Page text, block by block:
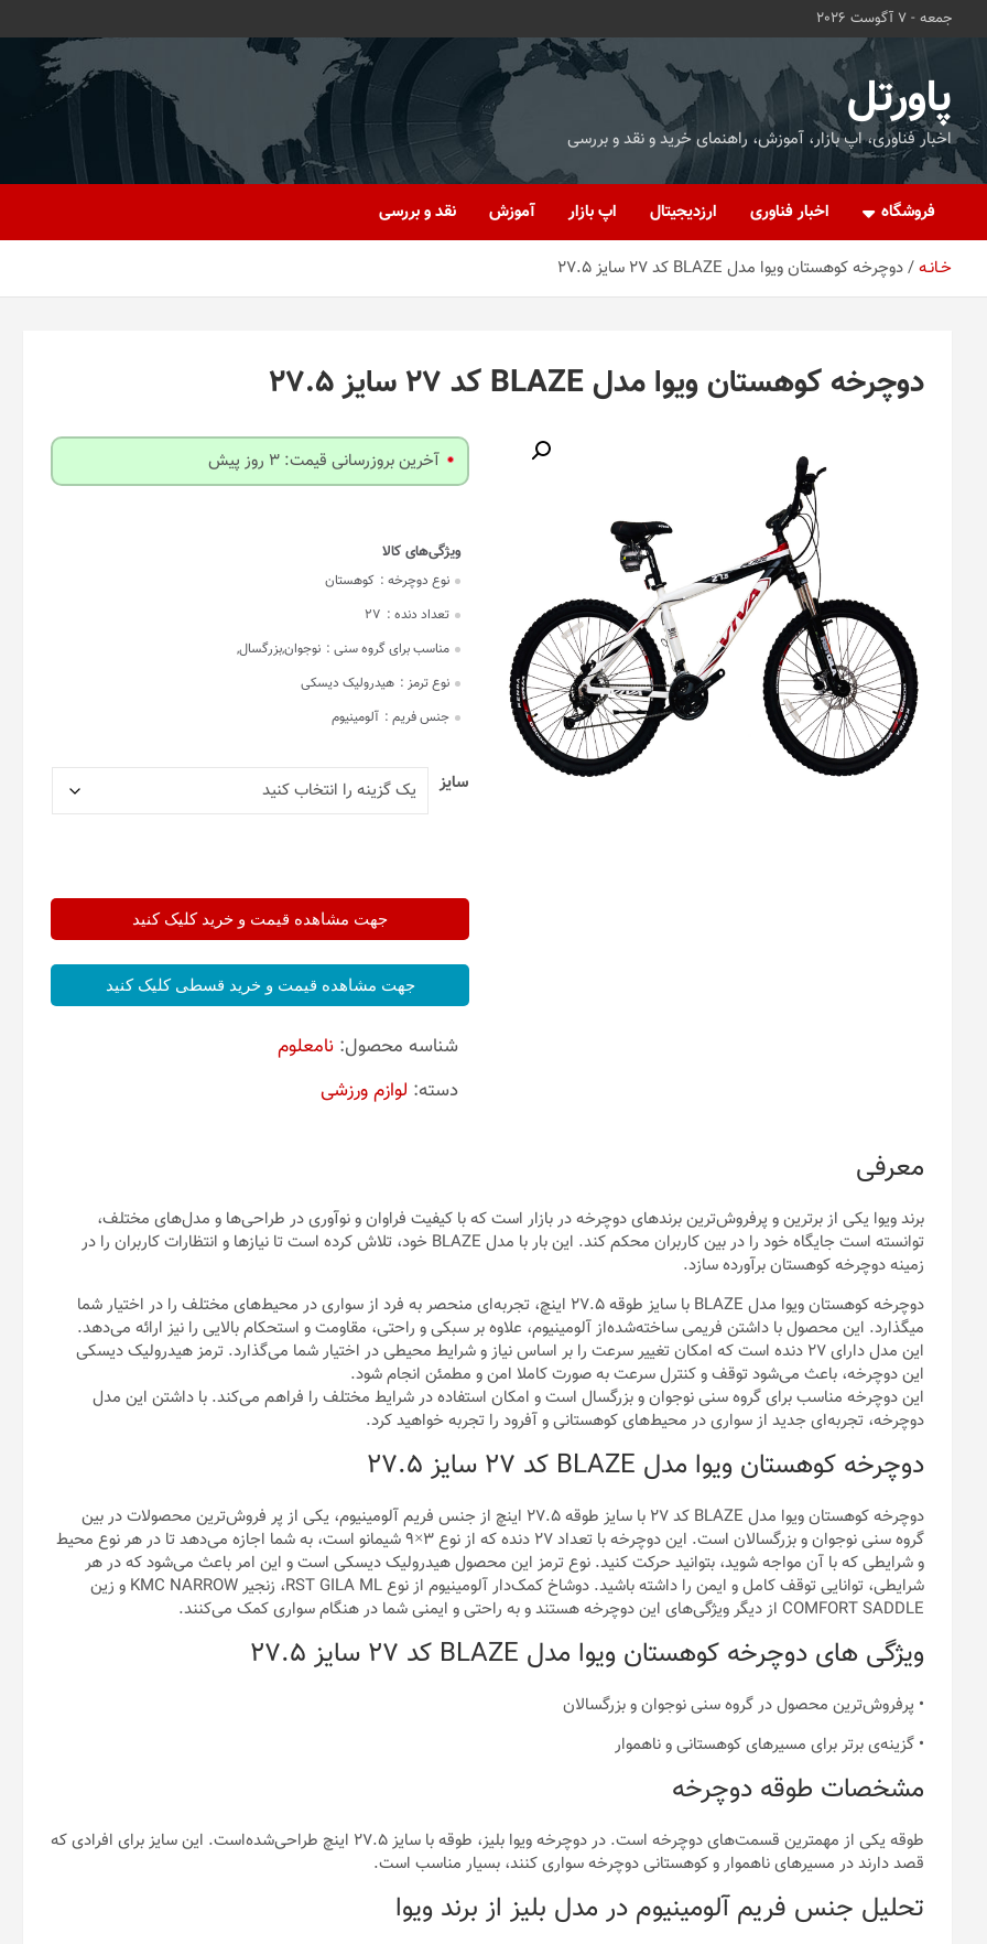
جمعه - 7 آگوست 2026
پاورتل
اخبار فناوری، اپ بازار، آموزش، راهنمای خرید و نقد و بررسی
فروشگاه اخبار فناوری ارزدیجیتال اپ بازار آموزش نقد و بررسی
خـانـه دوچرخه کوهستان ویوا مدل BLAZE کد 27 سایز 27.5
دوچرخه کوهستان ویوا مدل BLAZE کد 27 سایز 27.5
آخرین بروزرسانی قیمت: 3 روز پیش
نوع دوچرخه : کوهستان
تعداد دنده : 27
مناسب برای گروه سنی : نوجوان,بزرگسال,
نوع ترمز : هیدرولیک دیسکی
جنس فریم : آلومینیوم
سایز
جهت مشاهده قیمت و خرید کلیک کنید
جهت مشاهده قیمت و خرید قسطی کلیک کنید
شناسه محصول: نامعلوم
دسته: لوازم ورزشی
معرفی
برند ویوا یکی از برترین و پرفروش‌ترین برندهای دوچرخه در بازار است که با کیفیت فراوان و نوآوری در طراحی‌ها و مدل‌های مختلف،
توانسته است جایگاه خود را در بین کاربران محکم کند. این بار با مدل BLAZE خود، تلاش کرده است تا نیازها و انتظارات کاربران را در
زمینه دوچرخه کوهستان برآورده سازد.
دوچرخه کوهستان ویوا مدل BLAZE با سایز طوقه 27.5 اینچ، تجربه‌ای منحصر به فرد از سواری در محیط‌های مختلف را در اختیار شما
میگذارد. این محصول با داشتن فریمی ساخته‌شده‌از آلومینیوم، علاوه بر سبکی و راحتی، مقاومت و استحکام بالایی را نیز ارائه می‌دهد.
این مدل دارای 27 دنده است که امکان تغییر سرعت را بر اساس نیاز و شرایط محیطی در اختیار شما می‌گذارد. ترمز هیدرولیک دیسکی
این دوچرخه، باعث می‌شود توقف و کنترل سرعت به صورت کاملا امن و مطمئن انجام شود.
این دوچرخه مناسب برای گروه سنی نوجوان و بزرگسال است و امکان استفاده در شرایط مختلف را فراهم می‌کند. با داشتن این مدل
دوچرخه، تجربه‌ای جدید از سواری در محیط‌های کوهستانی و آفرود را تجربه خواهید کرد.
دوچرخه کوهستان ویوا مدل BLAZE کد 27 سایز 27.5
دوچرخه کوهستان ویوا مدل BLAZE کد ۲۷ با سایز طوقه ۲۷.۵ اینچ از جنس فریم آلومینیوم، یکی از پر فروش‌ترین محصولات در بین
گروه سنی نوجوان و بزرگسالان است. این دوچرخه با تعداد ۲۷ دنده که از نوع ۳×۹ شیمانو است، به شما اجازه می‌دهد تا در هر نوع محیط
و شرایطی که با آن مواجه شوید، بتوانید حرکت کنید. نوع ترمز این محصول هیدرولیک دیسکی است و این امر باعث می‌شود که در هر
شرایطی، توانایی توقف کامل و ایمن را داشته باشید. دوشاخ کمک‌دار آلومینیوم از نوع RST GILA ML، زنجیر KMC NARROW و زین
COMFORT SADDLE از دیگر ویژگی‌های این دوچرخه هستند و به راحتی و ایمنی شما در هنگام سواری کمک می‌کنند.
ویژگی های دوچرخه کوهستان ویوا مدل BLAZE کد 27 سایز 27.5
• پرفروش‌ترین محصول در گروه سنی نوجوان و بزرگسالان
• گزینه‌ی برتر برای مسیرهای کوهستانی و ناهموار
مشخصات طوقه دوچرخه
طوقه یکی از مهمترین قسمت‌های دوچرخه است. در دوچرخه ویوا بلیز، طوقه با سایز ۲۷.۵ اینچ طراحی‌شده‌است. این سایز برای افرادی که
قصد دارند در مسیرهای ناهموار و کوهستانی دوچرخه سواری کنند، بسیار مناسب است.
تحلیل جنس فریم آلومینیوم در مدل بلیز از برند ویوا